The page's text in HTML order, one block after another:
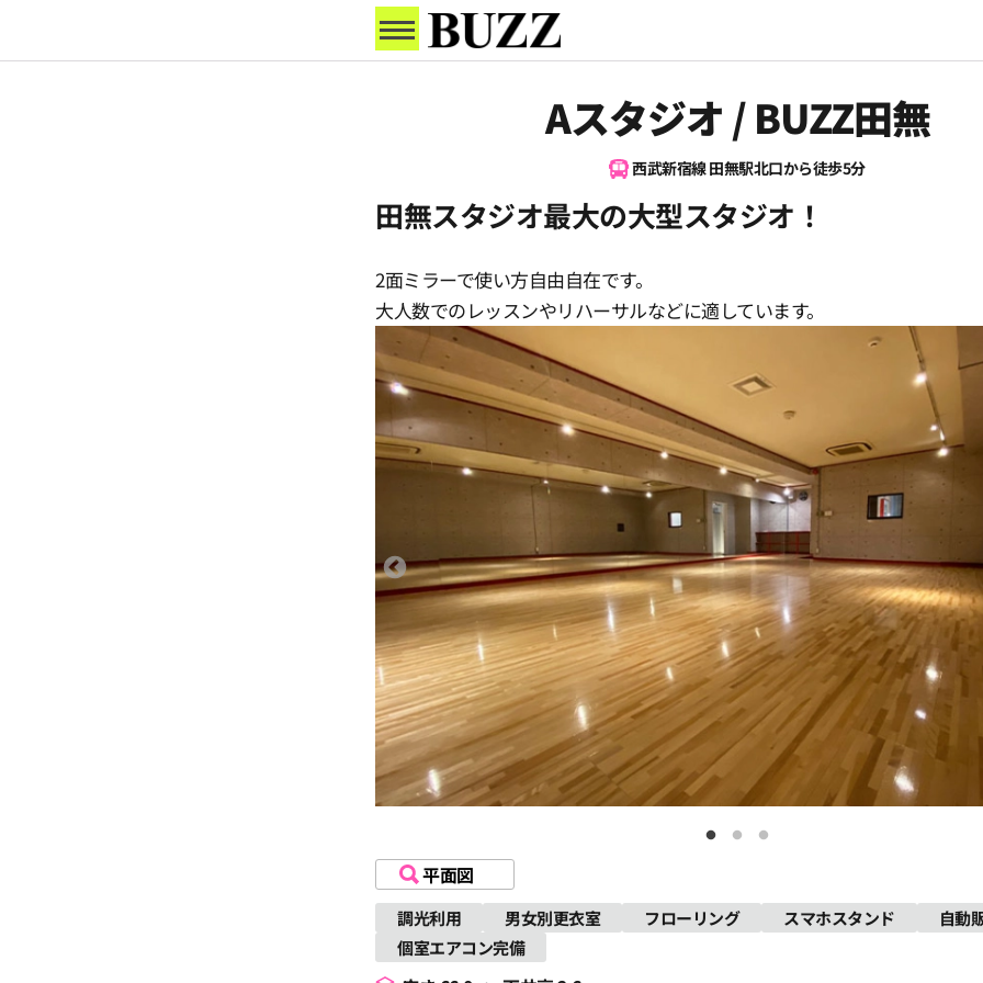
Aスタジオ / BUZZ田無
西武新宿線 田無駅北口から徒歩5分
田無スタジオ最大の大型スタジオ！
2面ミラーで使い方自由自在です。
大人数でのレッスンやリハーサルなどに適しています。
平面図
調光利用 男女別更衣室 フローリング スマホスタンド
自動
個室エアコン完備